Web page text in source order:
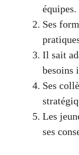
équipes.
Ses
Il sait
besoins
Ses
Les
ses